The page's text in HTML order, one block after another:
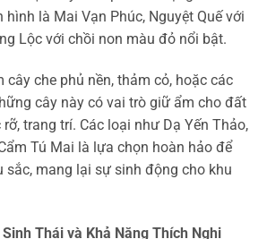
hình là Mai Vạn Phúc, Nguyệt Quế với
Lộc với chồi non màu đỏ nổi bật.
cây che phủ nền, thảm cỏ, hoặc các
cây này có vai trò giữ ẩm cho đất
trang trí. Các loại như Dạ Yến Thảo,
Tú Mai là lựa chọn hoàn hảo để
sắc, mang lại sự sinh động cho khu
Thái và Khả Năng Thích Nghi